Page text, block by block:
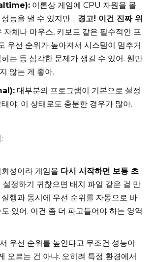
이론상 게임에 CPU 자원을 몰
능을 낼 수 있지만… 경고! 이건 진짜 위
자체나 마우스, 키보드 같은 필수적인 프
우선 순위가 높아져서 시스템이 멈추거
는 등 심각한 문제가 생길 수 있어. 웬만
않는 게 좋아.
대부분의 프로그램이 기본으로 설정
야. 이 상태로도 충분한 경우가 많아.
성이라 게임을 다시 시작하면 보통 초
설정하기 귀찮으면 배치 파일 같은 걸 만
행과 동시에 우선 순위를 자동으로 바
있어. 이건 좀 더 파고들어야 하는 영역
우선 순위를 높인다고 무조건 성능이
오르는 건 아냐. 오히려 특정 환경에서